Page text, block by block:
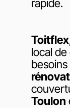
rapide.
Toitflex
local
Toulon